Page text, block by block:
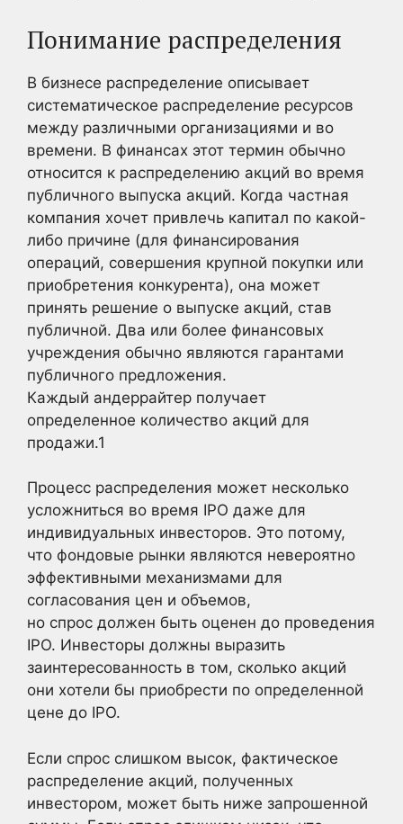
Понимание распределения
В бизнесе распределение описывает
систематическое распределение ресурсов
между различными организациями и во
времени. В финансах этот термин обычно
относится к распределению акций во время
публичного выпуска акций. Когда частная
компания хочет привлечь капитал по какой-
либо причине (для финансирования
операций, совершения крупной покупки или
приобретения конкурента), она может
принять решение о выпуске акций, став
публичной. Два или более финансовых
учреждения обычно являются гарантами
публичного предложения.
Каждый андеррайтер получает
определенное количество акций для
продажи.1
Процесс распределения может несколько
усложниться во время IPO даже для
индивидуальных инвесторов. Это потому,
что фондовые рынки являются невероятно
эффективными механизмами для
согласования цен и объемов,
но спрос должен быть оценен до проведения
IPO. Инвесторы должны выразить
заинтересованность в том, сколько акций
они хотели бы приобрести по определенной
цене до IPO.
Если спрос слишком высок, фактическое
распределение акций, полученных
инвестором, может быть ниже запрошенной